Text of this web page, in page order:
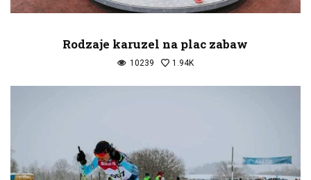
Rodzaje karuzel na plac zabaw
10239 1.94K